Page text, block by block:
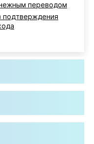
переводом
подтверждения